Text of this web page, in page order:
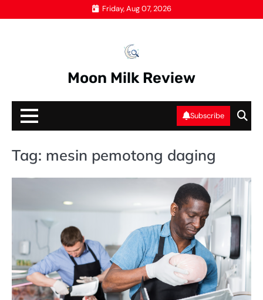
to
Friday, Aug 07, 2026
Moon Milk Review
Subscribe
Tag: mesin pemotong daging